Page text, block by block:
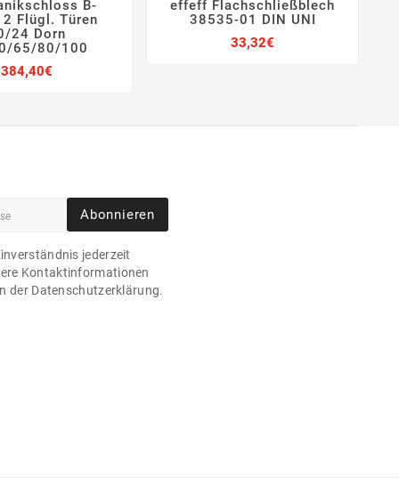
 
B-
Flügl. Türen
24 Dorn
65/80/100
384,40€Preis
   
effeff Flachschließblech
38535-01 DIN UNI
33,32€
Abonnieren
jederzeit
Kontaktinformationen
der Datenschutzerklärung.